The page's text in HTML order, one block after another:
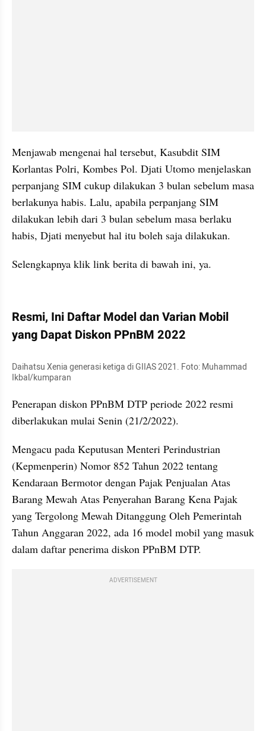
Menjawab mengenai hal tersebut, Kasubdit SIM
Korlantas Polri, Kombes Pol. Djati Utomo menjelaskan
perpanjang SIM cukup dilakukan 3 bulan sebelum masa
berlakunya habis. Lalu, apabila perpanjang SIM
dilakukan lebih dari 3 bulan sebelum masa berlaku
habis, Djati menyebut hal itu boleh saja dilakukan.
Selengkapnya klik link berita di bawah ini, ya.
Resmi, Ini Daftar Model dan Varian Mobil
yang Dapat Diskon PPnBM 2022
Daihatsu Xenia generasi ketiga di GIIAS 2021. Foto: Muhammad
Ikbal/kumparan
Penerapan diskon PPnBM DTP periode 2022 resmi
diberlakukan mulai Senin (21/2/2022).
Mengacu pada Keputusan Menteri Perindustrian
(Kepmenperin) Nomor 852 Tahun 2022 tentang
Kendaraan Bermotor dengan Pajak Penjualan Atas
Barang Mewah Atas Penyerahan Barang Kena Pajak
yang Tergolong Mewah Ditanggung Oleh Pemerintah
Tahun Anggaran 2022, ada 16 model mobil yang masuk
dalam daftar penerima diskon PPnBM DTP.
ADVERTISEMENT